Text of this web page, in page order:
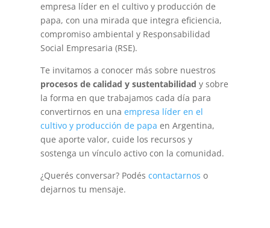
empresa líder en el cultivo y producción de
papa, con una mirada que integra eficiencia,
compromiso ambiental y Responsabilidad
Social Empresaria (RSE).
Te invitamos a conocer más sobre nuestros
procesos de calidad y sustentabilidad y sobre
la forma en que trabajamos cada día para
convertirnos en unaempresa líder en el
cultivo y producción de papa en Argentina,
que aporte valor, cuide los recursos y
sostenga un vínculo activo con la comunidad.
¿Querés conversar? Podéscontactarnos o
dejarnos tu mensaje.